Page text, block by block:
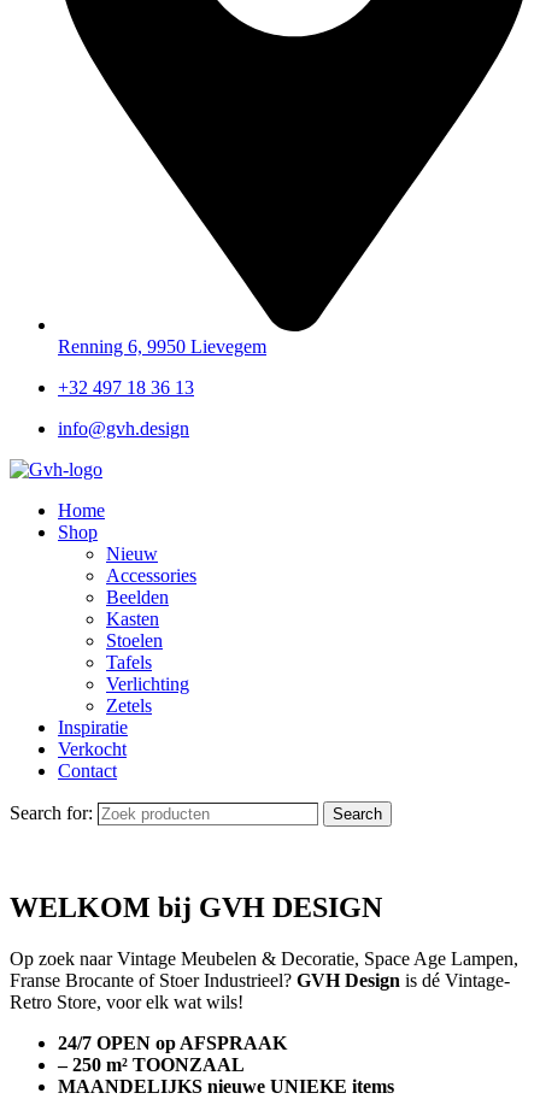
Renning 6, 9950 Lievegem
+32 497 18 36 13
info@gvh.design
Home
Shop
Nieuw
Accessories
Beelden
Kasten
Stoelen
Tafels
Verlichting
Zetels
Inspiratie
Verkocht
Contact
Search for: Search
WELKOM bij GVH DESIGN
Op zoek naar Vintage Meubelen & Decoratie, Space Age Lampen,
Franse Brocante of Stoer Industrieel? GVH Design is dé Vintage-
Retro Store, voor elk wat wils!
24/7 OPEN op AFSPRAAK
– 250 m² TOONZAAL
MAANDELIJKS nieuwe UNIEKE items